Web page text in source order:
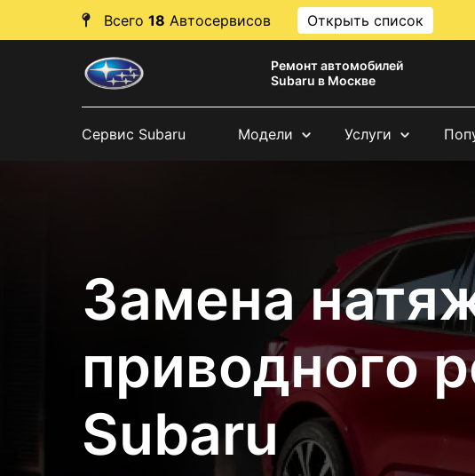
Всего 18 Автосервисов Открыть список
Ремонт автомобилей
Subaru в Москве
Сервис Subaru Модели Услуги
Замена
приводного
Subaru